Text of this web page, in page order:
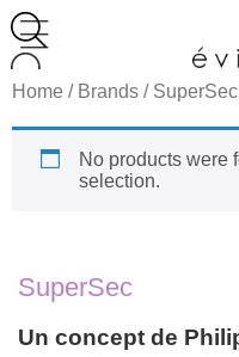
de
produits
Home / Brands / SuperSec
No products were
selection.
SuperSec
Un concept de